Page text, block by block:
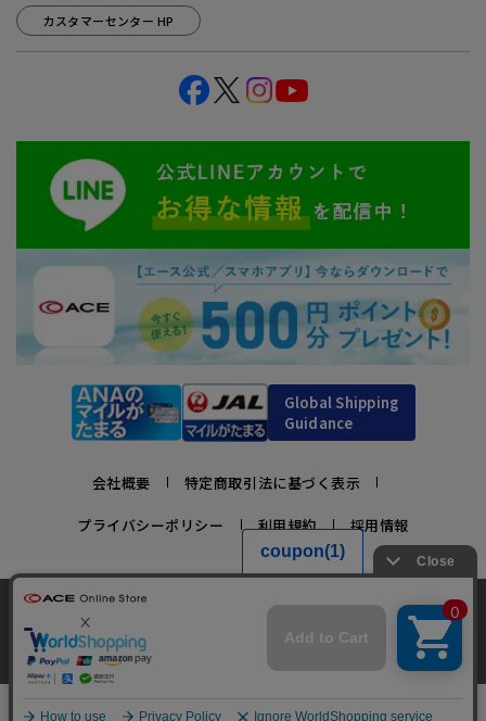
カスタマーセンター HP
Global Shipping
Guidance
会社概要 特定商取引法に基づく表示
プライバシーポリシー 利用規約 採用情報
かばんの総合メーカー、エース公式サイト
スーツケースビジネスバッグ直営店ならではの豊富なラインナップでご紹介！
充実のアフターサービス・豊富な品揃え・安心のメーカー直営ストア
Copyright © ACE Co., Ltd. All rights reserved.
￥121,000
当サイトでは、サイトの利便性向上のため、クッ
キー(Cookie)を使用しています。クッキーについ
て詳細はこちら
承諾する